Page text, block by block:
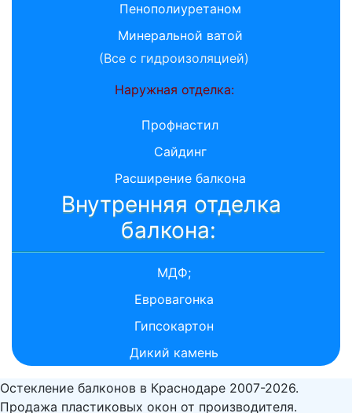
Пенополиуретаном
Минеральной ватой
(Все с гидроизоляцией)
Наружная отделка:
Профнастил
Сайдинг
Расширение балкона
Внутренняя отделка
балкона:
МДФ;
Евровагонка
Гипсокартон
Дикий камень
Остекление балконов в Краснодаре 2007-2026.
Продажа пластиковых окон от производителя.